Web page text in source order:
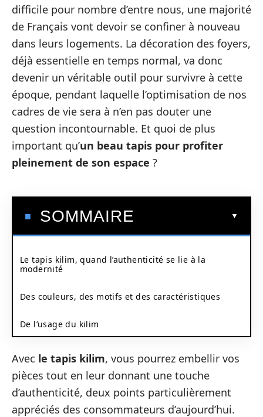
difficile pour nombre d’entre nous, une majorité
de Français vont devoir se confiner à nouveau
dans leurs logements. La décoration des foyers,
déjà essentielle en temps normal, va donc
devenir un véritable outil pour survivre à cette
époque, pendant laquelle l’optimisation de nos
cadres de vie sera à n’en pas douter une
question incontournable. Et quoi de plus
important qu’un beau tapis pour profiter
pleinement de son espace ?
SOMMAIRE
Le tapis kilim, quand l’authenticité se lie à la
modernité
Des couleurs, des motifs et des caractéristiques
De l’usage du kilim
Avec le tapis kilim, vous pourrez embellir vos
pièces tout en leur donnant une touche
d’authenticité, deux points particulièrement
appréciés des consommateurs d’aujourd’hui.